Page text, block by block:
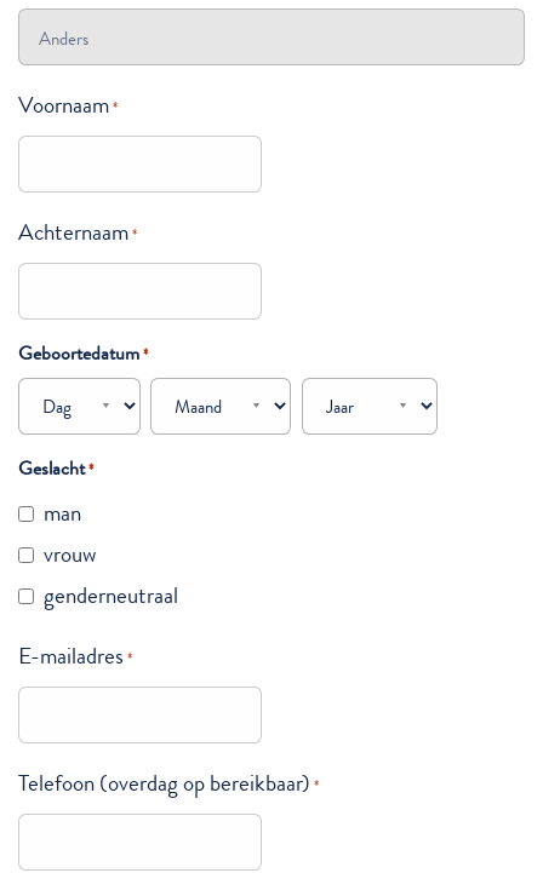
Voornaam*
Achternaam*
Geboortedatum*
Dag Maand Jaar
Geslacht*
man
vrouw
genderneutraal
E-mailadres *
Telefoon (overdag op bereikbaar) *